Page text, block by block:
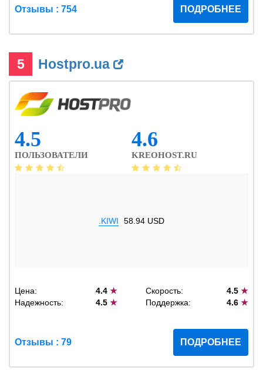
Отзывы : 754 ПОДРОБНЕЕ
5 Hostpro.ua
4.5
ПОЛЬЗОВАТЕЛИ
4.6
KREOHOST.RU
.KIWI 58.94 USD
Цена: 4.4★ Скорость: 4.5 ★
Надежность:
4.5★ Поддержка: 4.6 ★
Отзывы : 79 ПОДРОБНЕЕ